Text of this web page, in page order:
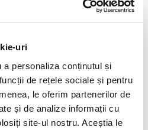
uri
a personaliza conținutul și
de rețele sociale și pentru
le oferim partenerilor de
și de analize informații cu
site-ul nostru. Aceștia le
-11 septembrie